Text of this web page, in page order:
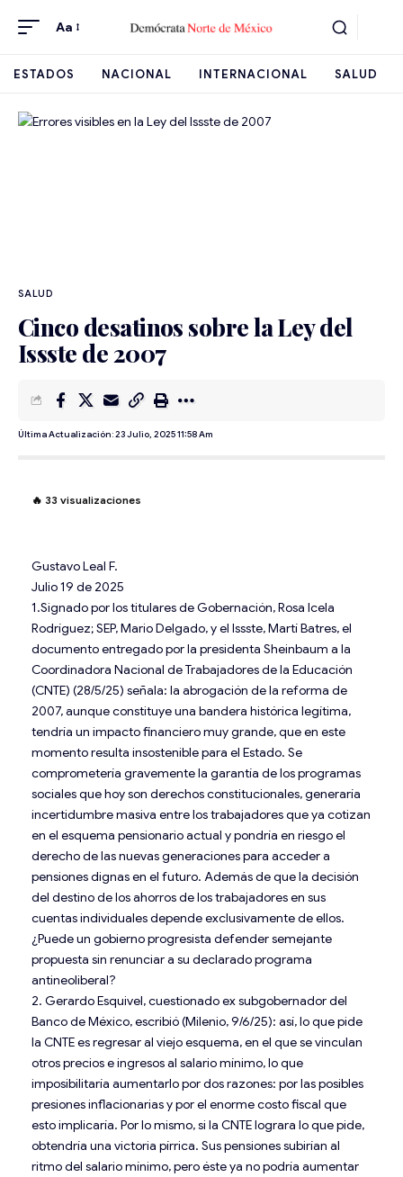
Aa
ESTADOS NACIONAL INTERNACIONAL SALUD
SALUD
Cinco desatinos sobre la Ley del
Issste de 2007
Última Actualización: 23 Julio, 2025 11:58 Am
🔥 33 visualizaciones
Gustavo Leal F.
Julio 19 de 2025
1.Signado por los titulares de Gobernación, Rosa Icela
Rodríguez; SEP, Mario Delgado, y el Issste, Martí Batres, el
documento entregado por la presidenta Sheinbaum a la
Coordinadora Nacional de Trabajadores de la Educación
(CNTE) (28/5/25) señala: la abrogación de la reforma de
2007, aunque constituye una bandera histórica legítima,
tendría un impacto financiero muy grande, que en este
momento resulta insostenible para el Estado. Se
comprometería gravemente la garantía de los programas
sociales que hoy son derechos constitucionales, generaría
incertidumbre masiva entre los trabajadores que ya cotizan
en el esquema pensionario actual y pondría en riesgo el
derecho de las nuevas generaciones para acceder a
pensiones dignas en el futuro. Además de que la decisión
del destino de los ahorros de los trabajadores en sus
cuentas individuales depende exclusivamente de ellos.
¿Puede un gobierno progresista defender semejante
propuesta sin renunciar a su declarado programa
antineoliberal?
2. Gerardo Esquivel, cuestionado ex subgobernador del
Banco de México, escribió (Milenio, 9/6/25): así, lo que pide
la CNTE es regresar al viejo esquema, en el que se vinculan
otros precios e ingresos al salario mínimo, lo que
imposibilitaría aumentarlo por dos razones: por las posibles
presiones inflacionarias y por el enorme costo fiscal que
esto implicaría. Por lo mismo, si la CNTE lograra lo que pide,
obtendría una victoria pírrica. Sus pensiones subirían al
ritmo del salario mínimo, pero éste ya no podría aumentar